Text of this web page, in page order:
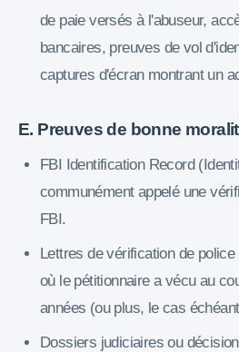
de paie versés à l'abuseur,
bancaires, preuves de vol
captures d'écran montrant un
E. Preuves de bonne
FBI Identification Record
communément appelé une
FBI.
Lettres de vérification de
où le pétitionnaire a vécu au
années (ou plus, le cas
Dossiers judiciaires ou